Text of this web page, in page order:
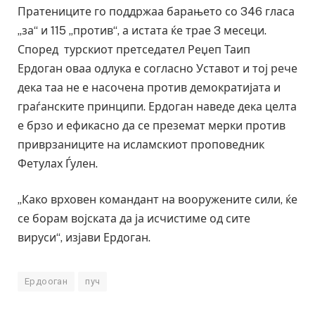
Пратениците го поддржаа барањето со 346 гласа
„за“ и 115 „против“, а истата ќе трае 3 месеци.
Според турскиот претседател Реџеп Таип
Ердоган оваа одлука е согласно Уставот и тој рече
дека таа не е насочена против демократијата и
граѓанските принципи. Ердоган наведе дека целта
е брзо и ефикасно да се преземат мерки против
приврзаниците на исламскиот проповедник
Фетулах Ѓулен.
„Како врховен командант на вооружените сили, ќе
се борам војската да ја исчистиме од сите
вируси“, изјави Ердоган.
Ердооган пуч